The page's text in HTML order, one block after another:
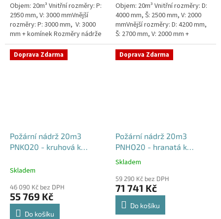
Objem: 20m³ Vnitřní rozměry: P:
2950 mm, V: 3000 mmVnější
rozměry: P: 3000 mm, V: 3000
mm + komínek Rozměry nádrže
možno jakkoliv upravit -
vyrobíme nádrž na míru!Nádrž...
Objem: 20m³ Vnitřní rozměry: D:
4000 mm, Š: 2500 mm, V: 2000
mmVnější rozměry: D: 4200 mm,
Š: 2700 mm, V: 2000 mm +
komínek Běžná doba dodání 2-3
týdny od objednávky. Rozměry...
Doprava Zdarma
Požární nádrž 20m3
PNKO20 - kruhová k
Skladem
46 090 Kč bez DPH
55 769 Kč
Do košíku
Doprava Zdarma
Požární nádrž 20m3
PNHO20 - hranatá k
obetonování
Průměrné
produktu
je
5,0
Skladem
59 290 Kč bez DPH
71 741 Kč
Do košíku